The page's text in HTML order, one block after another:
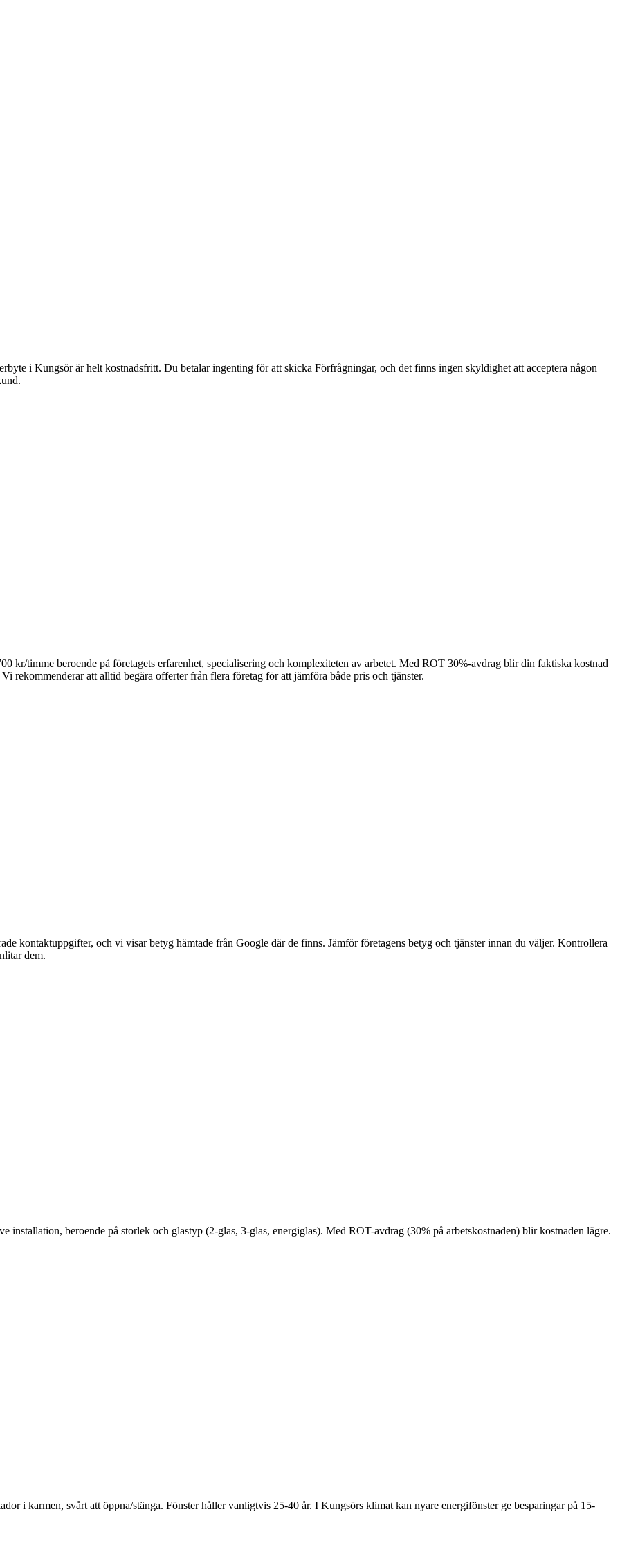
i Kungsör är helt kostnadsfritt. Du betalar ingenting för att skicka Förfrågningar, och det finns ingen skyldighet att acceptera någon
kr/timme beroende på företagets erfarenhet, specialisering och komplexiteten av arbetet. Med ROT 30%-avdrag blir din faktiska kostnad
rekommenderar att alltid begära offerter från flera företag för att jämföra både pris och tjänster.
kontaktuppgifter, och vi visar betyg hämtade från Google där de finns. Jämför företagens betyg och tjänster innan du väljer. Kontrollera
dem.
beroende på storlek och glastyp (2-glas, 3-glas, energiglas). Med ROT-avdrag (30% på arbetskostnaden) blir kostnaden lägre.
i karmen, svårt att öppna/stänga. Fönster håller vanligtvis 25-40 år. I Kungsörs klimat kan nyare energifönster ge besparingar på 15-